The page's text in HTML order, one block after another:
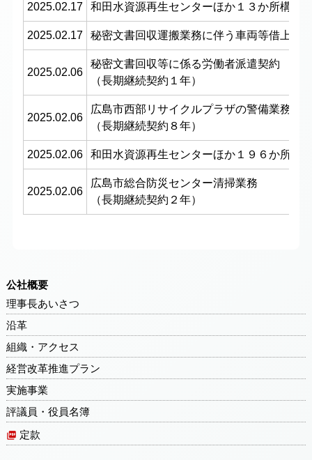
2025.02.17 和田水資源再生センターほか１３か所構内
2025.02.17 秘密文書回収運搬業務に伴う車両等借上げ
2025.02.06
秘密文書回収等に係る労働者派遣契約
（長期継続契約１年）
2025.02.06
広島市西部リサイクルプラザの警備業務
（長期継続契約８年）
2025.02.06 和田水資源再生センターほか１９６か所計
2025.02.06
広島市総合防災センター清掃業務
（長期継続契約２年）
公社概要
理事長あいさつ
沿革
組織・アクセス
経営改革推進プラン
実施事業
評議員・役員名簿
定款